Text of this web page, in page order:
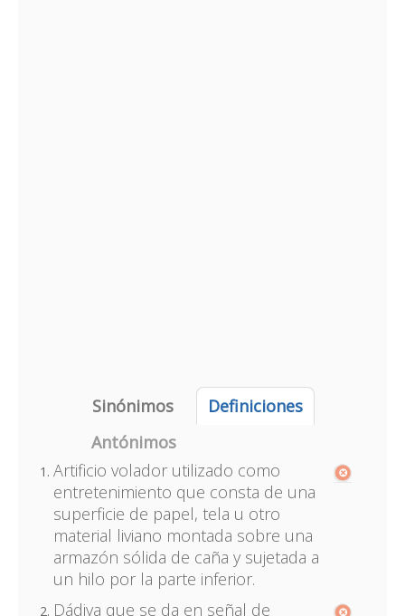
Sinónimos
Definiciones
Antónimos
Artificio volador utilizado como
entretenimiento que consta de una
superficie de papel, tela u otro
material liviano montada sobre una
armazón sólida de caña y sujetada a
un hilo por la parte inferior.
Dádiva que se da en señal de